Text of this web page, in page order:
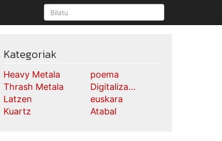
Kategoriak
Heavy Metala
Thrash Metala
Latzen
Kuartz
poema
Digitaliza...
euskara
Atabal